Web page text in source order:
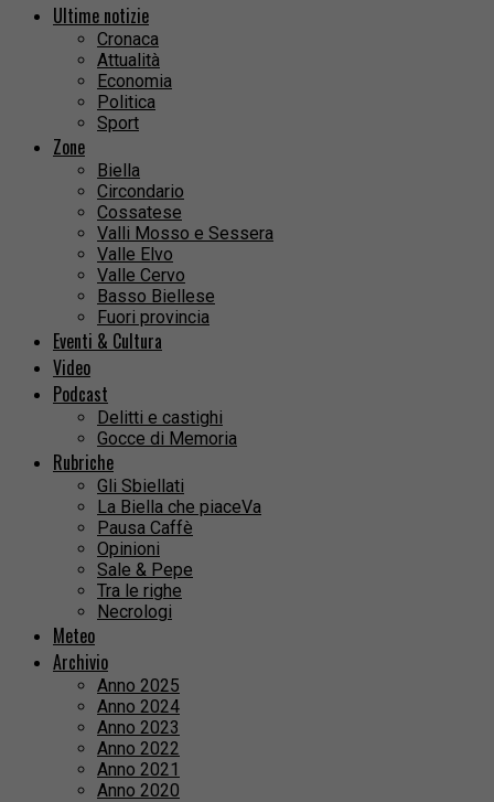
Ultime notizie
Cronaca
Attualità
Economia
Politica
Sport
Zone
Biella
Circondario
Cossatese
Valli Mosso e Sessera
Valle Elvo
Valle Cervo
Basso Biellese
Fuori provincia
Eventi & Cultura
Video
Podcast
Delitti e castighi
Gocce di Memoria
Rubriche
Gli Sbiellati
La Biella che piaceVa
Pausa Caffè
Opinioni
Sale & Pepe
Tra le righe
Necrologi
Meteo
Archivio
Anno 2025
Anno 2024
Anno 2023
Anno 2022
Anno 2021
Anno 2020